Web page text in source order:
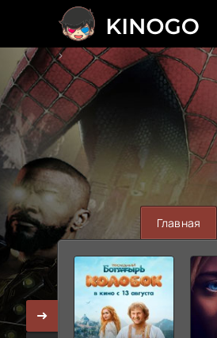
>
Главная